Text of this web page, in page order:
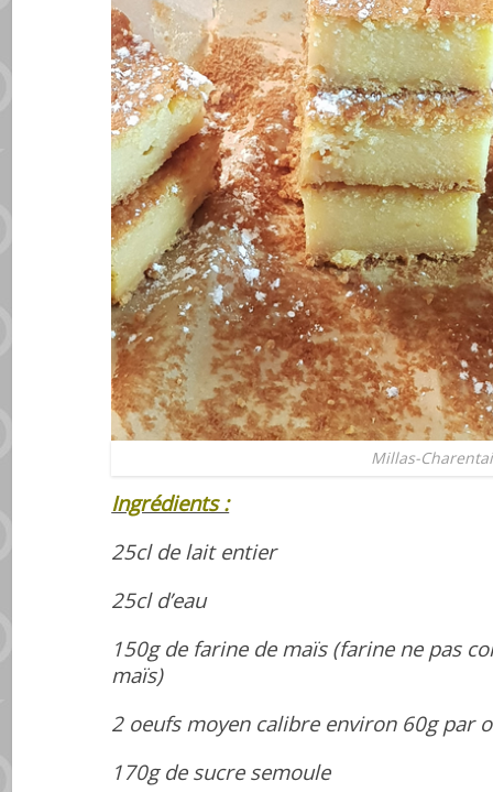
Millas-
Ingrédients :
25cl de lait entier
25cl d’eau
150g de farine de maïs (farine ne pas
maïs)
2 oeufs moyen calibre environ 60g par
170g de sucre semoule